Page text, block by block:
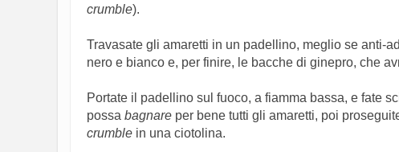
crumble).
Travasate gli amaretti in un padellino, meglio se anti-
nero e bianco e, per finire, le bacche di ginepro, che
Portate il padellino sul fuoco, a fiamma bassa, e fate
possa bagnare per bene tutti gli amaretti, poi
crumble in una ciotolina.